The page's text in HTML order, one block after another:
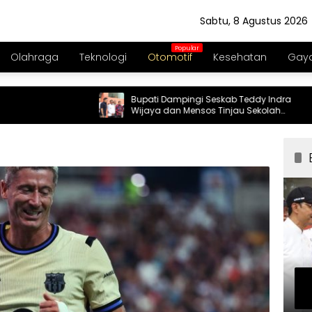
Sabtu, 8 Agustus 2026
Olahraga Teknologi Otomotif Kesehatan
Bupati Dampingi Seskab Teddy Indra
Wijaya dan Mensos Tinjau Sekolah
Rakyat di Curug